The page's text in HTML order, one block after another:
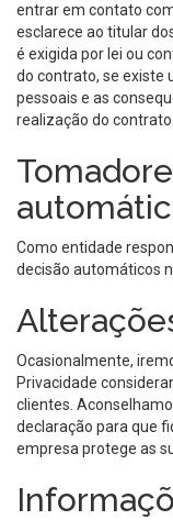
entrar em contato
esclarece ao titular
é exigida por lei ou
do contrato, se existe
pessoais e as
realização do contrato.
Como entidade
decisão automáticos
Ocasionalmente,
Privacidade
clientes.
declaração para que
empresa protege as